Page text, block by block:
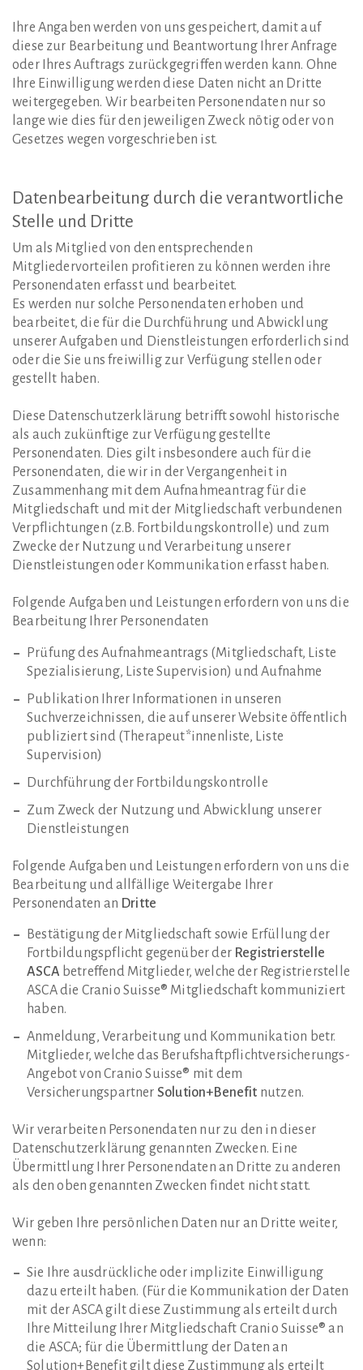
Ihre Angaben werden von uns gespeichert, damit auf
diese zur Bearbeitung und Beantwortung Ihrer Anfrage
oder Ihres Auftrags zurückgegriffen werden kann. Ohne
Ihre Einwilligung werden diese Daten nicht an Dritte
weitergegeben. Wir bearbeiten Personendaten nur so
lange wie dies für den jeweiligen Zweck nötig oder von
Gesetzes wegen vorgeschrieben ist.
Datenbearbeitung durch die verantwortliche
Stelle und Dritte
Um als Mitglied von den entsprechenden
Mitgliedervorteilen profitieren zu können werden ihre
Personendaten erfasst und bearbeitet.
Es werden nur solche Personendaten erhoben und
bearbeitet, die für die Durchführung und Abwicklung
unserer Aufgaben und Dienstleistungen erforderlich sind
oder die Sie uns freiwillig zur Verfügung stellen oder
gestellt haben.
Diese Datenschutzerklärung betrifft sowohl historische
als auch zukünftige zur Verfügung gestellte
Personendaten. Dies gilt insbesondere auch für die
Personendaten, die wir in der Vergangenheit in
Zusammenhang mit dem Aufnahmeantrag für die
Mitgliedschaft und mit der Mitgliedschaft verbundenen
Verpflichtungen (z.B. Fortbildungskontrolle) und zum
Zwecke der Nutzung und Verarbeitung unserer
Dienstleistungen oder Kommunikation erfasst haben.
Folgende Aufgaben und Leistungen erfordern von uns die
Bearbeitung Ihrer Personendaten
Prüfung des Aufnahmeantrags (Mitgliedschaft, Liste
Spezialisierung, Liste Supervision) und Aufnahme
Publikation Ihrer Informationen in unseren
Suchverzeichnissen, die auf unserer Website öffentlich
publiziert sind (Therapeut*innenliste, Liste
Supervision)
Durchführung der Fortbildungskontrolle
Zum Zweck der Nutzung und Abwicklung unserer
Dienstleistungen
Folgende Aufgaben und Leistungen erfordern von uns die
Bearbeitung und allfällige Weitergabe Ihrer
Personendaten an Dritte
Bestätigung der Mitgliedschaft sowie Erfüllung der
Fortbildungspflicht gegenüber der Registrierstelle
ASCA betreffend Mitglieder, welche der Registrierstelle
ASCA die Cranio Suisse® Mitgliedschaft kommuniziert
haben.
Anmeldung, Verarbeitung und Kommunikation betr.
Mitglieder, welche das Berufshaftpflichtversicherungs-
Angebot von Cranio Suisse® mit dem
Versicherungspartner Solution+Benefit nutzen.
Wir verarbeiten Personendaten nur zu den in dieser
Datenschutzerklärung genannten Zwecken. Eine
Übermittlung Ihrer Personendaten an Dritte zu anderen
als den oben genannten Zwecken findet nicht statt.
Wir geben Ihre persönlichen Daten nur an Dritte weiter,
wenn:
Sie Ihre ausdrückliche oder implizite Einwilligung
dazu erteilt haben. (Für die Kommunikation der Daten
mit der ASCA gilt diese Zustimmung als erteilt durch
Ihre Mitteilung Ihrer Mitgliedschaft Cranio Suisse® an
die ASCA; für die Übermittlung der Daten an
Solution+Benefit gilt diese Zustimmung als erteilt